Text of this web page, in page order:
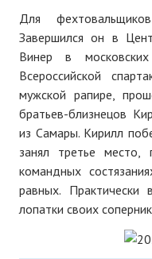
Там, где мы бывали...
О нас пишут
О журнале
Памяти Игоря
Презентация новых
Редакционный совет
Нам пишут
Политика обработки
Для
Завершился он в
Винер в
Всероссийской
мужской рапире,
братьев-близнецов
из Самары. Кирилл
занял третье место,
командных
равных.
лопатки своих